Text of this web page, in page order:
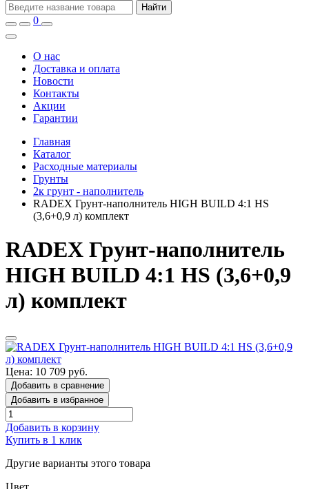
Найти
0
О нас
Доставка и оплата
Новости
Контакты
Акции
Гарантии
Главная
Каталог
Расходные материалы
Грунты
2к грунт - наполнитель
RADEX Грунт-наполнитель HIGH BUILD 4:1 HS
(3,6+0,9 л) комплект
RADEX Грунт-наполнитель
HIGH BUILD 4:1 HS (3,6+0,9
л) комплект
Цена: 10 709 руб.
Добавить в сравнение
Добавить в избранное
Добавить в корзину
Купить в 1 клик
Другие варианты этого товара
Цвет